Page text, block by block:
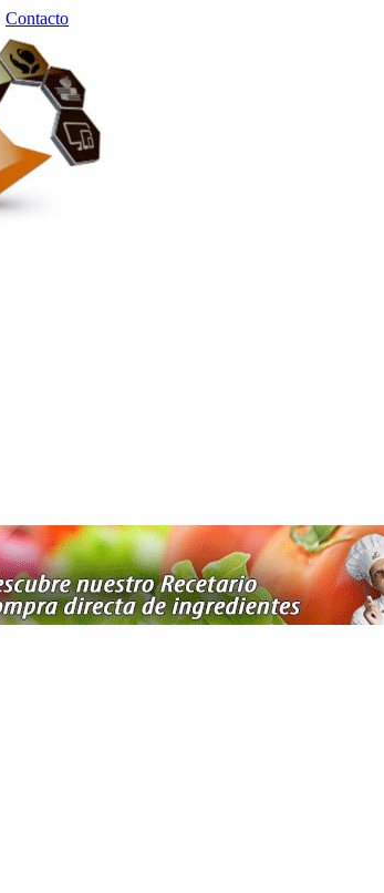
Contacto